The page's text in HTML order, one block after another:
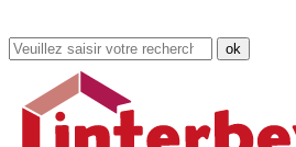
Rechercher
dans
site